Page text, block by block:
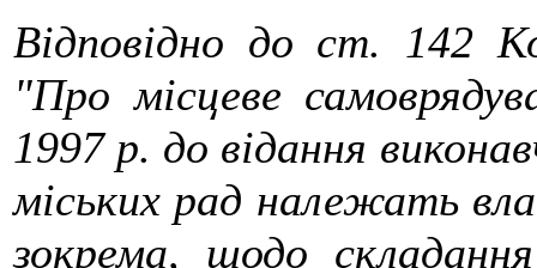
Відповідно до ст. 142
"Про місцеве
1997 р. до відання
міських рад належать
зокрема, щодо